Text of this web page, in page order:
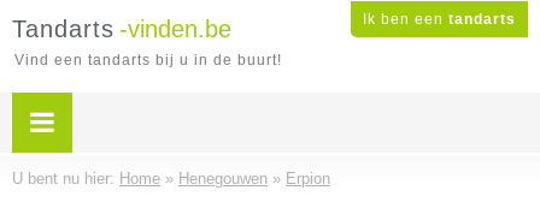
Ik ben een tandarts
Tandarts -vinden.be
Vind een tandarts bij u in de buurt!
U bent nu hier: Home » Henegouwen » Erpion